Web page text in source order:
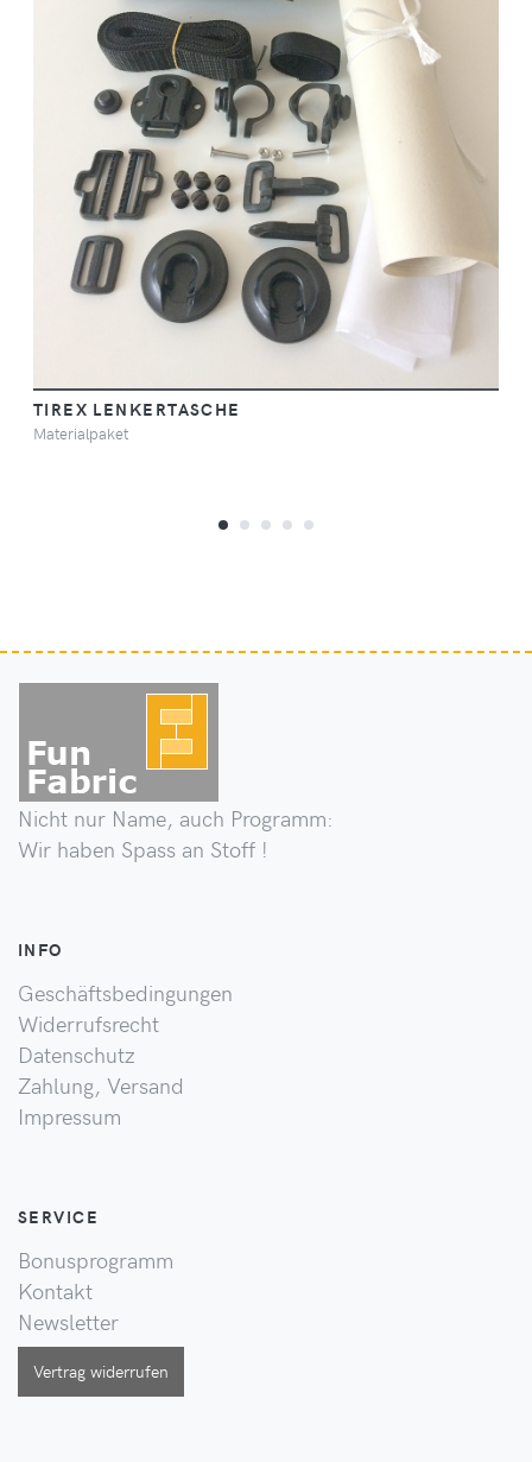
TIREX LENKERTASCHE
Materialpaket
Nicht nur Name, auch Programm:
Wir haben Spass an Stoff !
INFO
Geschäftsbedingungen
Widerrufsrecht
Datenschutz
Zahlung, Versand
Impressum
SERVICE
Bonusprogramm
Kontakt
Newsletter
Vertrag widerrufen